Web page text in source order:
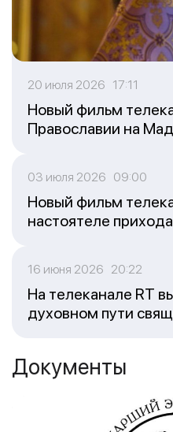
20 июля 2026 17:11
Новый фильм
Православии на
03 июля 2026 09:00
Новый фильм
настоятеле
16 июня 2026 20:22
На телеканале RT
духовном пути
Документы